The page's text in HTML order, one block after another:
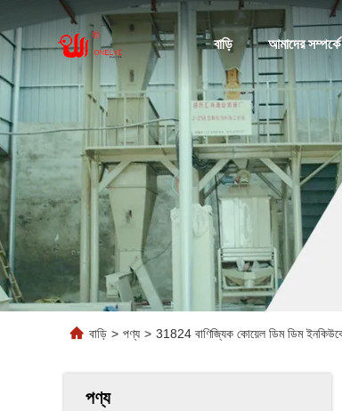
বাড়ি আমাদের সম্পর্কে
বাড়ি > পণ্য > 31824 বাণিজ্যিক কোয়েল ডিম ডিম
পণ্য